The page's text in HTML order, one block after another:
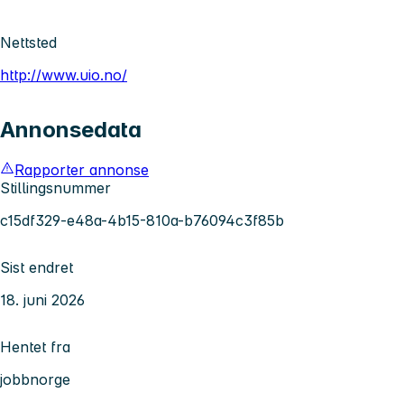
Nettsted
http://www.uio.no/
Annonsedata
Rapporter annonse
Stillingsnummer
c15df329-e48a-4b15-810a-b76094c3f85b
Sist endret
18. juni 2026
Hentet fra
jobbnorge